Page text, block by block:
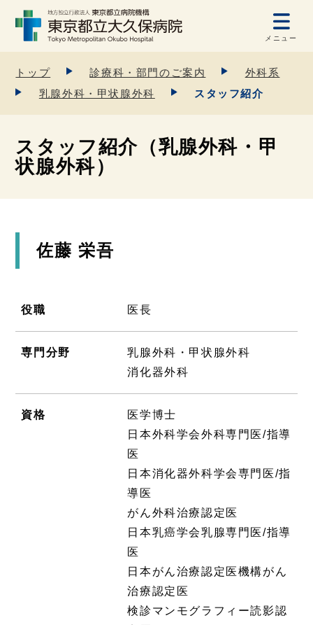
メニュー
トップ 診療科・部門のご案内
外科系
乳腺外科・甲状腺外科
スタッフ紹介
スタッフ紹介（乳腺外科・甲
状腺外科）
佐藤 栄吾
役職 医長
専門分野
乳腺外科・甲状腺外科
消化器外科
資格
医学博士
日本外科学会外科専門医/指導
医
日本消化器外科学会専門医/指
導医
がん外科治療認定医
日本乳癌学会乳腺専門医/指導
医
日本がん治療認定医機構がん
治療認定医
検診マンモグラフィー読影認